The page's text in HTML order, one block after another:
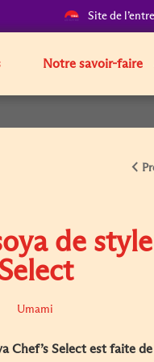
Site de
Notre savoir-faire
de
Umami
Chef’s Select est faite